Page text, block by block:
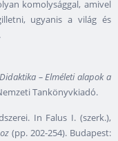
komolysággal, amivel
ugyanis a világ és
Didaktika – Elméleti alapok a
Tankönyvkiadó.
In Falus I. (szerk.),
(pp. 202-254). Budapest: